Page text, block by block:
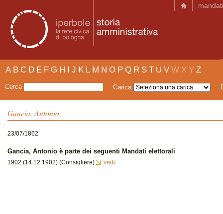
mandati
A B C D E F G H I J K L M N O P Q R S T U V W X Y Z
Cerca Carica
Gancia, Antonio
23/07/1862
Gancia, Antonio è parte dei seguenti Mandati elettorali
1902 (14.12.1902) (Consigliere) vedi